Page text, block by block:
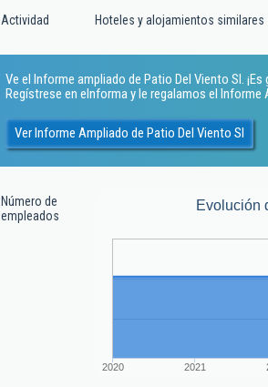
Actividad Hoteles y alojamientos similares
Ve el Informe ampliado de Patio Del Viento Sl. ¡Es
Regístrese en eInforma y le regalamos el
Ver Informe Ampliado de Patio Del Viento Sl
Número de
empleados
Evolución
2020 2021